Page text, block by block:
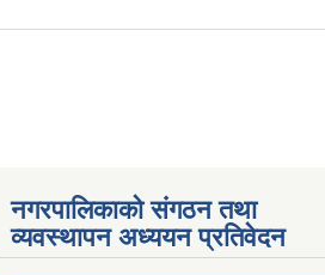
files/documents/Al...
नगरपालिकाको संगठन तथा
व्यवस्थापन अध्ययन प्रतिवेदन